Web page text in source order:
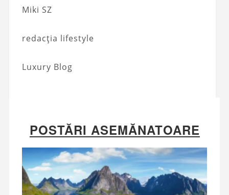
Miki SZ
redacția lifestyle
Luxury Blog
POSTĂRI ASEMĂNATOARE